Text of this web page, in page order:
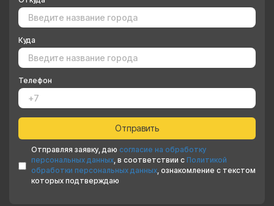
Куда
Телефон
Отправляя заявку, даю согласие на обработку
персональных данных, в соответствии с Политикой
обработки персональных данных, ознакомление с текстом
которых подтверждаю